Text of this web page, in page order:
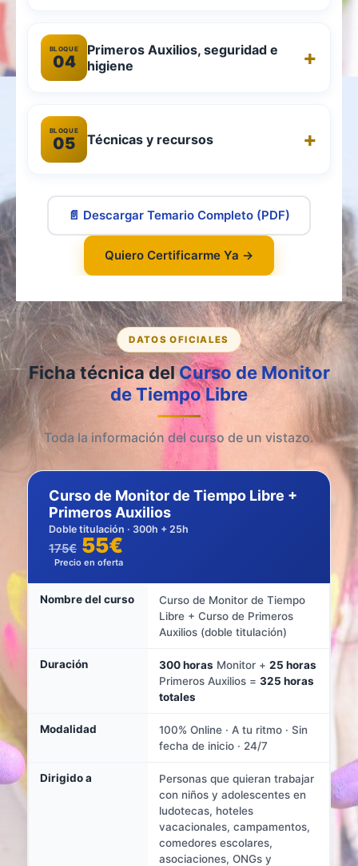
BLOQUE
04
Primeros Auxilios, seguridad e
higiene
BLOQUE
05 Técnicas y recursos
📄 Descargar Temario Completo (PDF)
Quiero Certificarme Ya →
DATOS OFICIALES
Ficha técnica delCurso de Monitor
de Tiempo Libre
Toda la información del curso de un vistazo.
Curso de Monitor de Tiempo Libre +
Primeros Auxilios
Doble titulación · 300h + 25h
175€ 55€
Precio en oferta
Nombre del curso
Curso de Monitor de Tiempo
Libre + Curso de Primeros
Auxilios (doble titulación)
Duración 300 horas Monitor + 25 horas
Primeros Auxilios = 325 horas
totales
Modalidad
100% Online · A tu ritmo · Sin
fecha de inicio · 24/7
Dirigido a
Personas que quieran trabajar
con niños y adolescentes en
ludotecas, hoteles
vacacionales, campamentos,
comedores escolares,
asociaciones, ONGs y